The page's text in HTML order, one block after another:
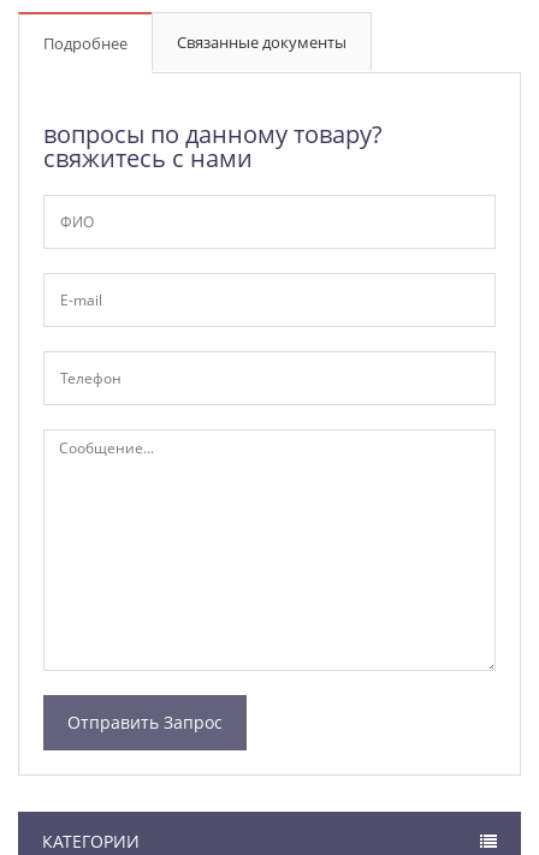
Подробнее Связанные документы
вопросы по данному товару?
свяжитесь с нами
КАТЕГОРИИ